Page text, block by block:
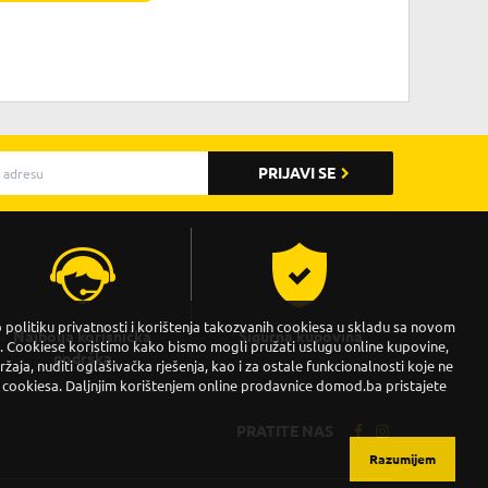
PRIJAVI SE
Najbolja korisnička
podrška
Sigurna kupovina
PRATITE NAS
politiku privatnosti i korištenja takozvanih cookiesa u skladu sa novom
koristimo kako bismo mogli pružati uslugu online kupovine,
nuditi oglašivačka rješenja, kao i za ostale funkcionalnosti koje ne
Daljnjim korištenjem online prodavnice domod.ba pristajete
Razumijem